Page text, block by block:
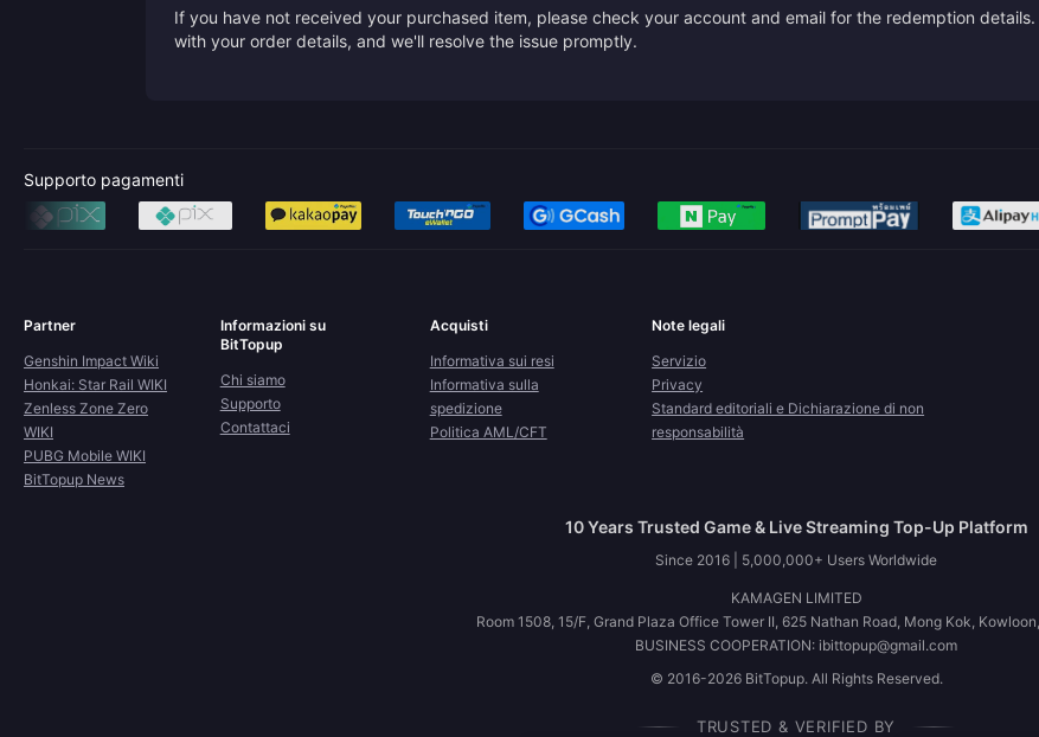
If you have not received your purchased item, please check your account and email for the redemption
with your order details, and we'll resolve the issue promptly.
Supporto pagamenti
Partner
Genshin Impact Wiki
Honkai: Star Rail WIKI
Zenless Zone Zero
WIKI
PUBG Mobile WIKI
BitTopup News
Informazioni su
BitTopup
Chi siamo
Supporto
Contattaci
Acquisti
Informativa sui resi
Informativa sulla
spedizione
Politica AML/CFT
Note legali
Servizio
Privacy
Standard editoriali e Dichiarazione di non
responsabilità
10 Years Trusted Game & Live Streaming Top-Up Platform
Since 2016 | 5,000,000+ Users Worldwide
KAMAGEN LIMITED
Room 1508, 15/F, Grand Plaza Office Tower II, 625 Nathan Road, Mong Kok,
BUSINESS COOPERATION: ibittopup@gmail.com
© 2016-2026 BitTopup. All Rights Reserved.
TRUSTED & VERIFIED BY